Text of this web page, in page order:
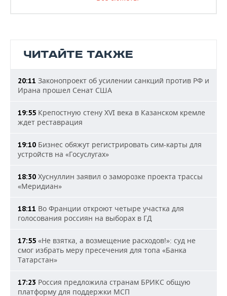
ЧИТАЙТЕ ТАКЖЕ
20:11 Законопроект об усилении санкций против РФ и
Ирана прошел Сенат США
19:55 Крепостную стену XVI века в Казанском кремле
ждет реставрация
19:10 Бизнес обяжут регистрировать сим-карты для
устройств на «Госуслугах»
18:30 Хуснуллин заявил о заморозке проекта трассы
«Меридиан»
18:11 Во Франции откроют четыре участка для
голосования россиян на выборах в ГД
17:55 «Не взятка, а возмещение расходов!»: суд не
смог избрать меру пресечения для топа «Банка
Татарстан»
17:23 Россия предложила странам БРИКС общую
платформу для поддержки МСП